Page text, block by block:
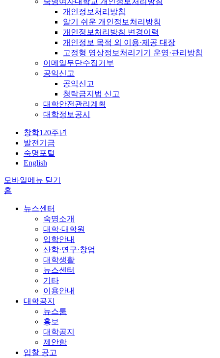
개인정보처리방침
알기 쉬운 개인정보처리방침
개인정보처리방침 변경이력
개인정보 목적 외 이용·제공 대장
고정형 영상정보처리기기 운영·관리방침
이메일무단수집거부
공익신고
공익신고
청탁금지법 신고
대학안전관리계획
대학정보공시
창학120주년
발전기금
숙명포털
English
모바일메뉴 닫기
홈
뉴스센터
숙명소개
대학·대학원
입학안내
산학·연구·창업
대학생활
뉴스센터
기타
이용안내
대학공지
뉴스룸
홍보
대학공지
제안함
입찰 공고